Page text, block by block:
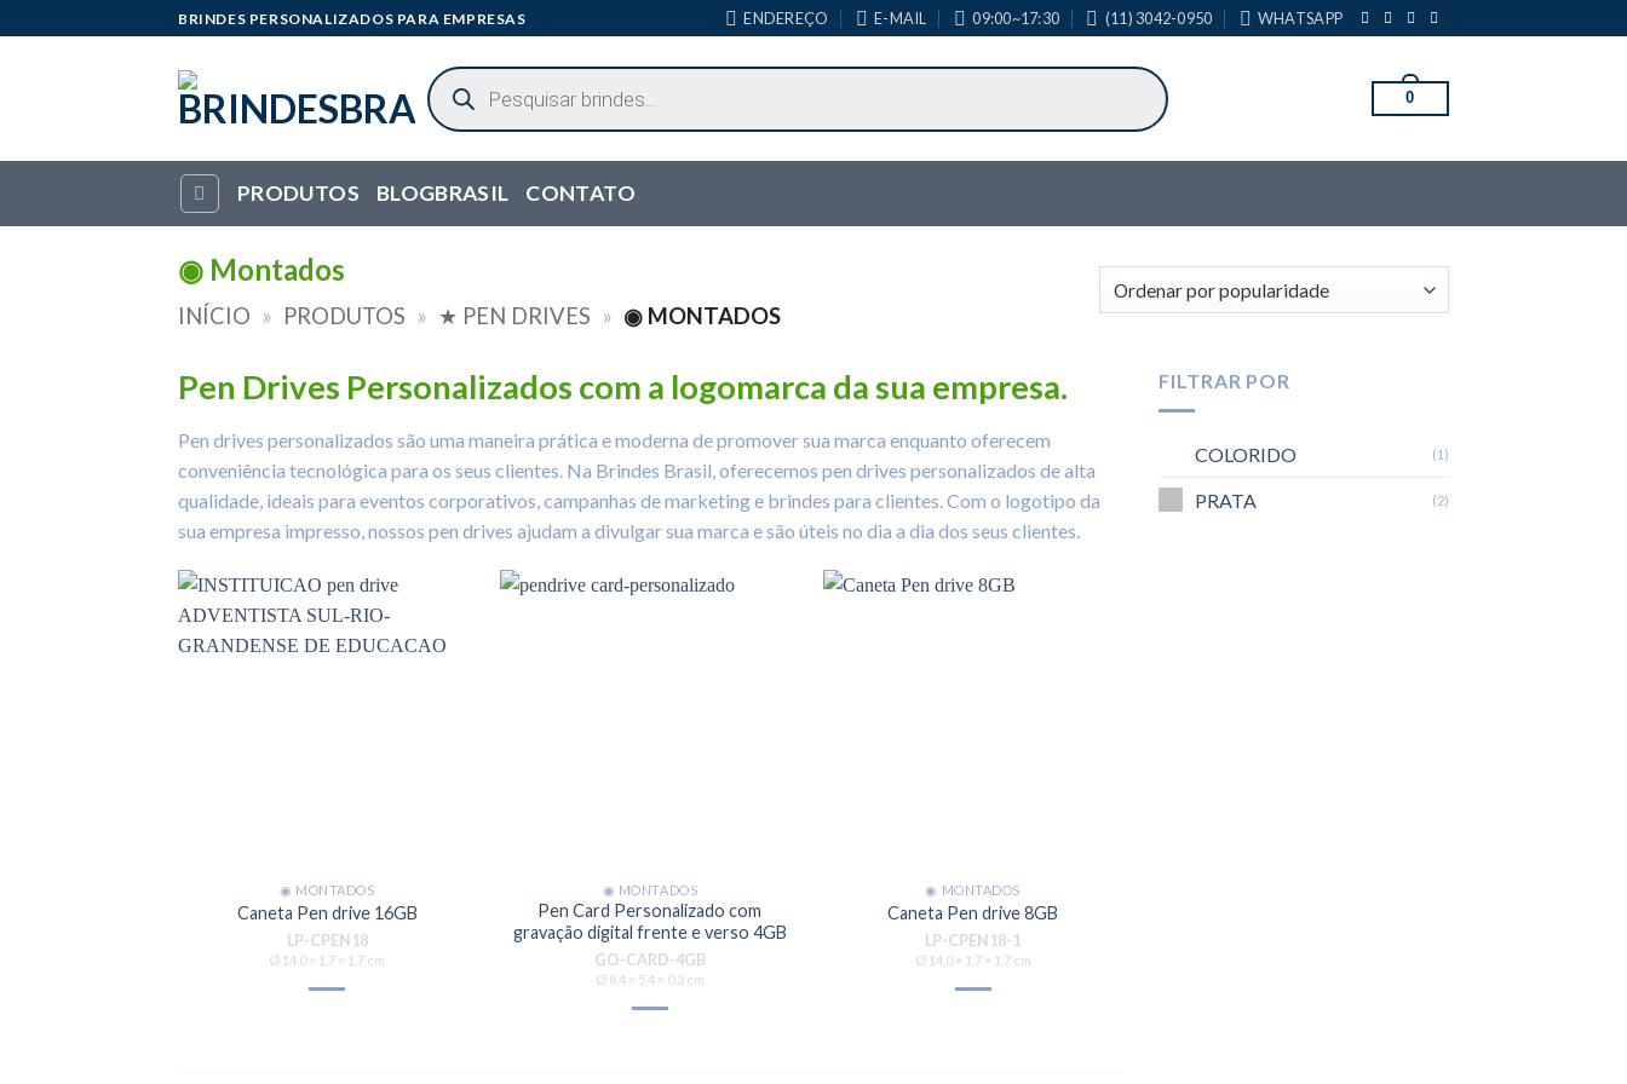
to
BRINDES PERSONALIZADOS PARA EMPRESAS ENDEREÇO E-MAIL 09:00~17:30 (11) 3042-0950 WHATSAPP
Pesquisar
produtos
0
PRODUTOS BLOGBRASIL CONTATO
◉ Montados
INÍCIO » PRODUTOS » ★ PEN DRIVES » ◉ MONTADOS
Pen Drives Personalizados com a logomarca da sua empresa.
Pen drives personalizados são uma maneira prática e moderna de promover sua marca enquanto oferecem
conveniência tecnológica para os seus clientes. Na Brindes Brasil, oferecemos pen drives personalizados de alta
qualidade, ideais para eventos corporativos, campanhas de marketing e brindes para clientes. Com o logotipo da
sua empresa impresso, nossos pen drives ajudam a divulgar sua marca e são úteis no dia a dia dos seus clientes.
◉ MONTADOS
Caneta Pen drive 16GB
LP-CPEN18
Ø 14,0 × 1,7 × 1,7 cm
◉ MONTADOS
Pen Card Personalizado com
gravação digital frente e verso 4GB
GO-CARD-4GB
Ø 8,4 × 5,4 × 0,3 cm
◉ MONTADOS
Caneta Pen drive 8GB
LP-CPEN18-1
Ø 14,0 × 1,7 × 1,7 cm
FILTRAR POR
COLORIDO (1)
PRATA (2)